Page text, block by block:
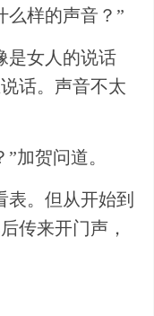
么样的声音？”
是女人的说话
话。声音不太
加贺问道。
表。但从开始到
传来开门声，